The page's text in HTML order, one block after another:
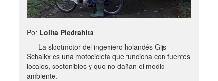
Por Lolita Piedrahita
La slootmotor del ingeniero holandés Gijs
Schalkx es una motocicleta que funciona con fuentes
locales, sostenibles y que no dañan el medio
ambiente.